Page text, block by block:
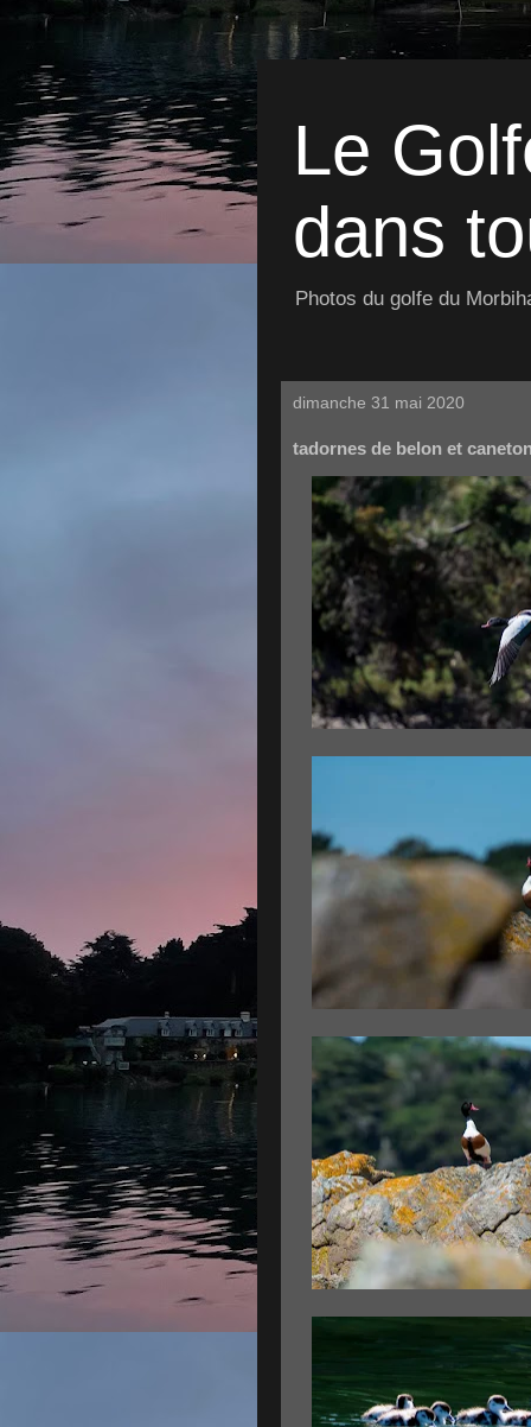
Le
dans
Photos du golfe du
dimanche 31 mai 2020
tadornes de belon et